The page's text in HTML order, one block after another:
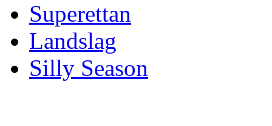
Superettan
Landslag
Silly Season